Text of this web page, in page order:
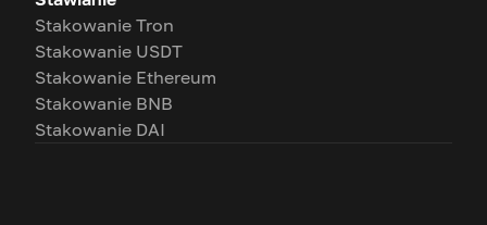
Stakowanie Tron
Stakowanie USDT
Stakowanie Ethereum
Stakowanie BNB
Stakowanie DAI